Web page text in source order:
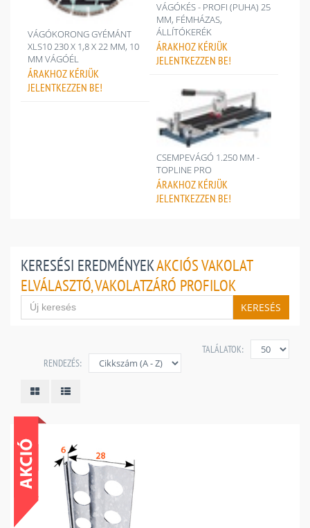
VÁGÓKORONG GYÉMÁNT
XLS10 230 X 1,8 X 22 MM, 10
MM VÁGÓÉL
ÁRAKHOZ KÉRJÜK
JELENTKEZZEN BE!
VÁGÓKÉS - PROFI (PUHA) 25
MM, FÉMHÁZAS,
ÁLLÍTÓKERÉK
ÁRAKHOZ KÉRJÜK
JELENTKEZZEN BE!
CSEMPEVÁGÓ 1.250 MM -
TOPLINE PRO
ÁRAKHOZ KÉRJÜK
JELENTKEZZEN BE!
KERESÉSI EREDMÉNYEKAKCIÓS VAKOLAT
ELVÁLASZTÓ, VAKOLATZÁRÓ PROFILOK
KERESÉS
TALÁLATOK:
RENDEZÉS: